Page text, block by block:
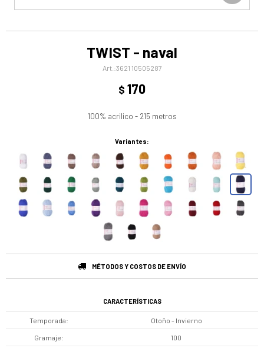
TWIST - naval
3621 10505287
$ 170
100% acrilico - 215 metros
Variantes:
MÉTODOS Y COSTOS DE ENVÍO
CARACTERÍSTICAS
Temporada Otoño - Invierno
Gramaje 100